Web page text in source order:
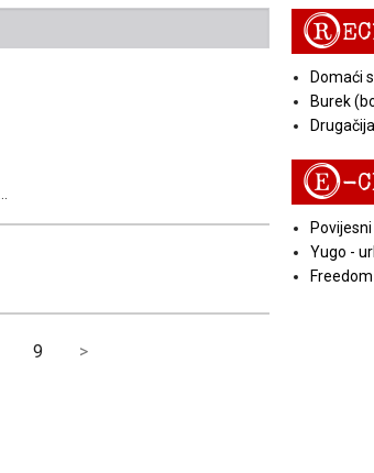
9 >
R
Domaći
Burek
E-
Yugo -